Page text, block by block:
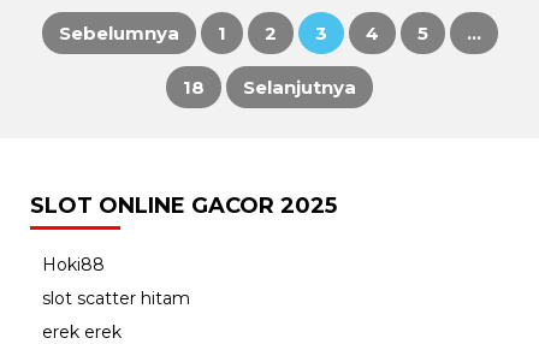
Paginasi
Sebelumnya 1 2 3 4 5 …
18 Selanjutnya
SLOT ONLINE GACOR 2025
Hoki88
slot scatter hitam
erek erek